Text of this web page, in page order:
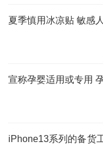
夏季慎用冰凉贴 敏感
宣称孕婴适用或专用
iPhone13系列的备货